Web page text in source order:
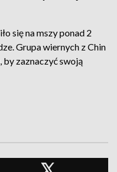
się na mszy ponad 2
Grupa wiernych z Chin
by zaznaczyć swoją